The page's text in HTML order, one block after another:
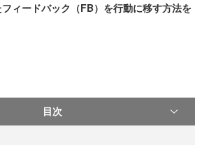
ィードバック（FB）を行動に移す方法を
目次